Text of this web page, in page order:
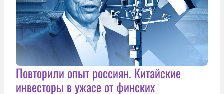
Повторили опыт россиян. Китайские
инвесторы в ужасе от финских